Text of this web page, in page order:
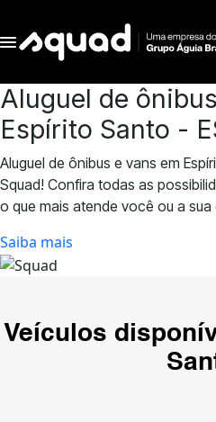
Aluguel de
Espírito Santo -
Aluguel de ônibus e vans em
Squad! Confira todas as
o que mais atende você ou a sua
Saiba mais
Veículos